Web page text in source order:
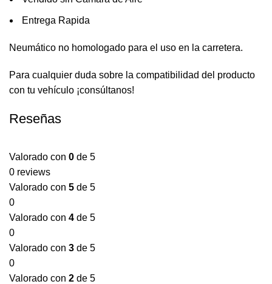
Entrega Rapida
Neumático no homologado para el uso en la carretera.
Para cualquier duda sobre la compatibilidad del producto
con tu vehículo ¡consúltanos!
Reseñas
Valorado con 0 de 5
0 reviews
Valorado con 5 de 5
0
Valorado con 4 de 5
0
Valorado con 3 de 5
0
Valorado con 2 de 5